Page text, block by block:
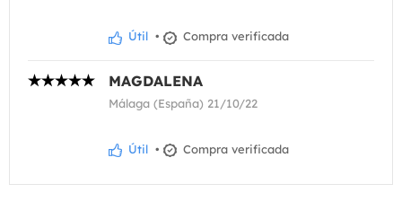
Útil • Compra verificada
MAGDALENA
Málaga (España) 21/10/22
Útil • Compra verificada